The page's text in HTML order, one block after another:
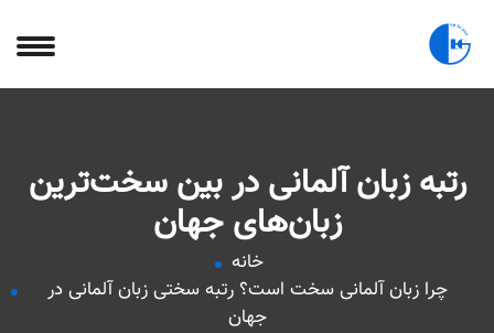
رتبه زبان آلمانی در بین سخت‌ترین
زبان‌های جهان
خانه
چرا زبان آلمانی سخت است؟ رتبه سختی زبان آلمانی در
جهان